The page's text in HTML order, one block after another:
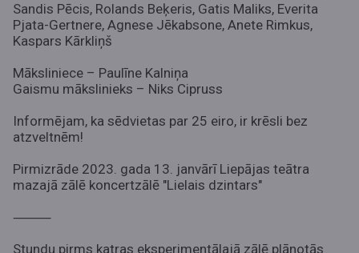
Sandis Pēcis, Rolands Beķeris, Gatis Maliks, Everita
Pjata-Gertnere, Agnese Jēkabsone, Anete Rimkus,
Kaspars Kārkliņš
Māksliniece – Paulīne Kalniņa
Gaismu mākslinieks – Niks Cipruss
Informējam, ka sēdvietas par 25 eiro, ir krēsli bez
atzveltnēm!
Pirmizrāde 2023. gada 13. janvārī Liepājas teātra
mazajā zālē koncertzālē "Lielais dzintars"
⸻
Stundu pirms katras eksperimentālajā zālē plānotās